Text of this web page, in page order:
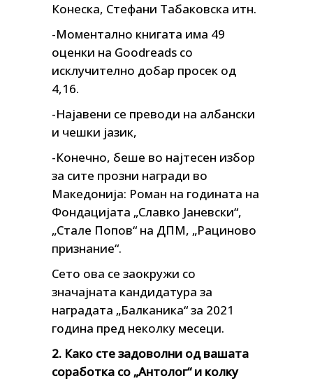
Конеска, Стефани Табаковска итн.
-Моментално книгата има 49
оценки на Goodreads со
исклучително добар просек од
4,16.
-Најавени се преводи на албански
и чешки јазик,
-Конечно, беше во најтесен избор
за сите прозни награди во
Македонија: Роман на годината на
Фондацијата „Славко Јаневски“,
„Стале Попов“ на ДПМ, „Рациново
признание“.
Сето ова се заокружи со
значајната кандидатура за
наградата „Балканика“ за 2021
година пред неколку месеци.
2. Како сте задоволни од вашата
соработка со „Антолог“ и колку